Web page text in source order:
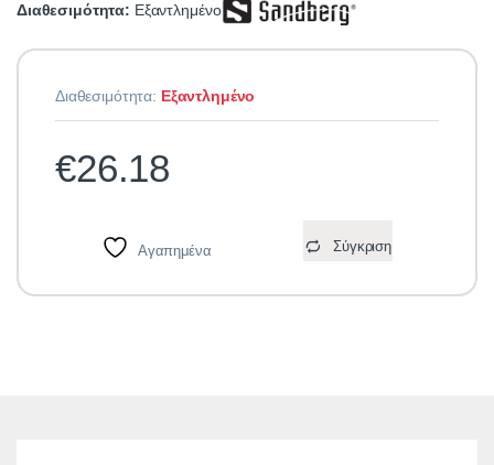
Διαθεσιμότητα: Εξαντλημένο
Διαθεσιμότητα: Εξαντλημένο
€26.18
Αγαπημένα Σύγκριση